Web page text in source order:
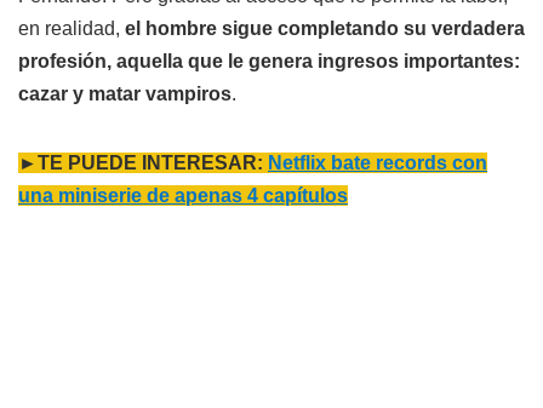
en realidad, el hombre sigue completando su verdadera
profesión, aquella que le genera ingresos importantes:
cazar y matar vampiros.
►TE PUEDE INTERESAR: Netflix bate records con
una miniserie de apenas 4 capítulos